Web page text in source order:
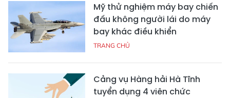
Mỹ thử nghiệm máy bay chiến
đấu không người lái do máy
bay khác điều khiển
TRANG CHỦ
Cảng vụ Hàng hải Hà Tĩnh
tuyển dụng 4 viên chức